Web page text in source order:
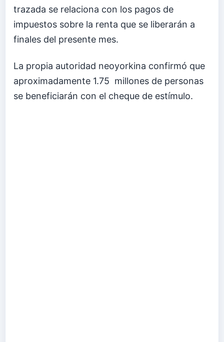
trazada se relaciona con los pagos de
impuestos sobre la renta que se liberarán a
finales del presente mes.
La propia autoridad neoyorkina confirmó que
aproximadamente 1.75 millones de personas
se beneficiarán con el cheque de estímulo.